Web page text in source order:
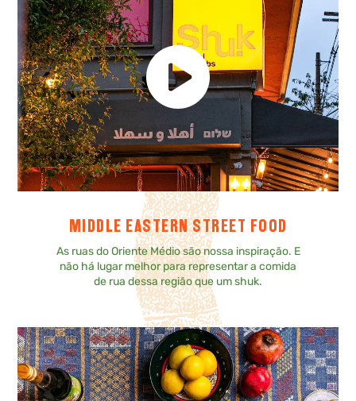
MIDDLE EASTERN STREET FOOD
As ruas do Oriente Médio são nossa inspiração. E
não há lugar melhor para representar a comida
de rua dessa região que um shuk.